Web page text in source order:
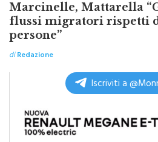
Marcinelle, Mattarella
flussi migratori rispetti
persone”
diRedazione
Iscriviti a